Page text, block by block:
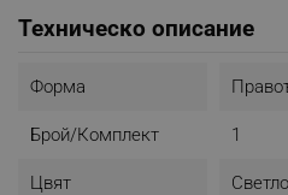
Техническо описание
Форма
Брой/комплект 1
Цвят